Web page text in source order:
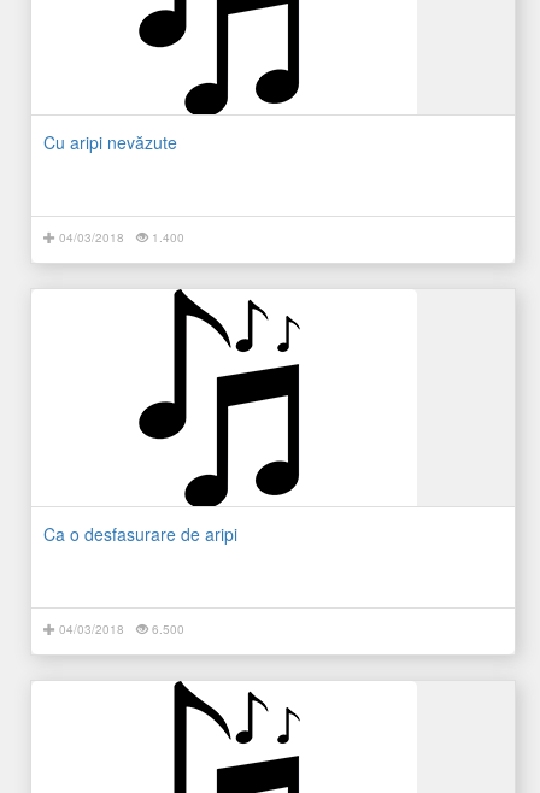
Cu aripi nevăzute
04/03/2018 1.400
Ca o desfasurare de aripi
04/03/2018 6.500